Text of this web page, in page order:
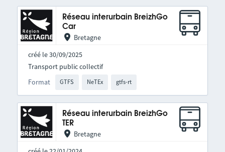
Réseau interurbain BreizhGo
Car
Bretagne
créé le 30/09/2025
Format GTFS NeTEx gtfs-rt
Transport public collectif
Réseau interurbain BreizhGo
TER
Bretagne